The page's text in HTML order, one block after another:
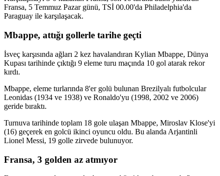
Fransa, 5 Temmuz Pazar günü, TSİ 00.00'da Philadelphia'da
Paraguay ile karşılaşacak.
Mbappe, attığı gollerle tarihe geçti
İsveç karşısında ağları 2 kez havalandıran Kylian Mbappe, Dünya
Kupası tarihinde çıktığı 9 eleme turu maçında 10 gol atarak rekor
kırdı.
Mbappe, eleme turlarında 8'er golü bulunan Brezilyalı futbolcular
Leonidas (1934 ve 1938) ve Ronaldo'yu (1998, 2002 ve 2006)
geride bıraktı.
Turnuva tarihinde toplam 18 gole ulaşan Mbappe, Miroslav Klose'yi
(16) geçerek en golcü ikinci oyuncu oldu. Bu alanda Arjantinli
Lionel Messi, 19 golle zirvede bulunuyor.
Fransa, 3 golden az atmıyor